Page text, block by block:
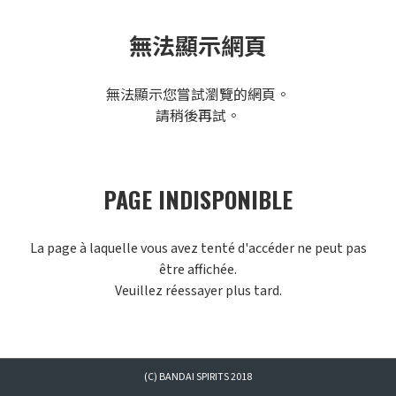
無法顯示網頁
無法顯示您嘗試瀏覽的網頁。
請稍後再試。
PAGE INDISPONIBLE
La page à laquelle vous avez tenté d'accéder ne peut pas
être affichée.
Veuillez réessayer plus tard.
(C) BANDAI SPIRITS 2018